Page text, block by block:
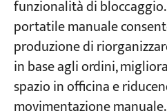
funzionalità di
portatile manuale
produzione di
in base agli ordini,
spazio in officina e